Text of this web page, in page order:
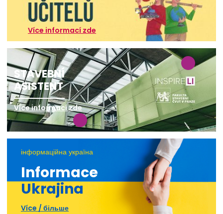
Více informací zde
STAVEBNÍ
ASISTENT
Více informací zde
інформаційна україна
Informace
Ukrajina
Více / більше